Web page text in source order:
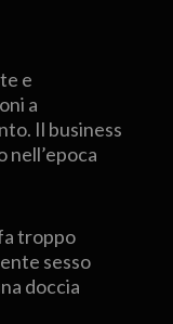
e
a
Il business
nell’epoca
troppo
sesso
doccia